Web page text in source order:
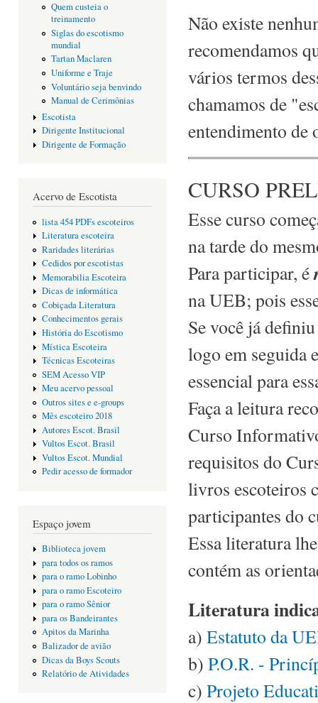
Quem custeia o
treinamento
Siglas do escotismo
mundial
Tartan Maclaren
Uniforme e Traje
Voluntário seja benvindo
Manual de Cerimônias
Escotista
Dirigente Institucional
Dirigente de Formação
Acervo de Escotista
lista 454 PDFs escoteiros
Literatura escoteira
Raridades literárias
Cedidos por escotistas
Memorabilia Escoteira
Dicas de informática
Cobiçada Literatura
Conhecimentos gerais
História do Escotismo
Mística Escoteira
Técnicas Escoteiras
SEM Acesso VIP
Meu acervo pessoal
Outros sites e e-groups
Mês escoteiro 2018
Autores Escot. Brasil
Vultos Escot. Brasil
Vultos Escot. Mundial
Pedir acesso de formador
Espaço jovem
Biblioteca jovem
para todos os ramos
para o ramo Lobinho
para o ramo Escoteiro
para o ramo Sênior
para os Bandeirantes
Apitos da Marinha
Balizador de avião
Dicas da Boys Scouts
Relatório de Atividades
Não existe
recomendamos
vários termos
chamamos de
entendimento de
CURSO
Esse curso
na tarde do
Para participar, é
na UEB; pois
Se você já
logo em seguida
essencial para
Faça a leitura
Curso
requisitos do
livros escoteiros
participantes do
Essa literatura
contém as
Literatura
a) Estatuto da
b) P.O.R. -
c) Projeto